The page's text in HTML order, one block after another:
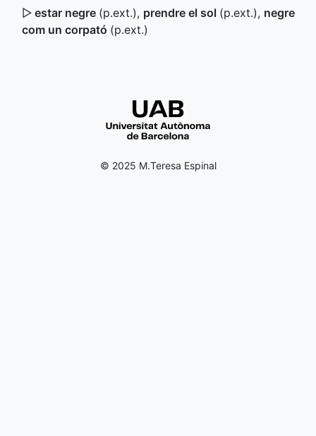
▷ estar negre (p.ext.), prendre el sol (p.ext.), negre
com un corpató (p.ext.)
© 2025 M.Teresa Espinal